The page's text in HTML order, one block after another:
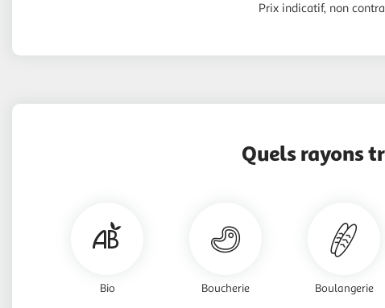
Prix indicatif, non
Quels rayons
Bio Boucherie Boulangerie